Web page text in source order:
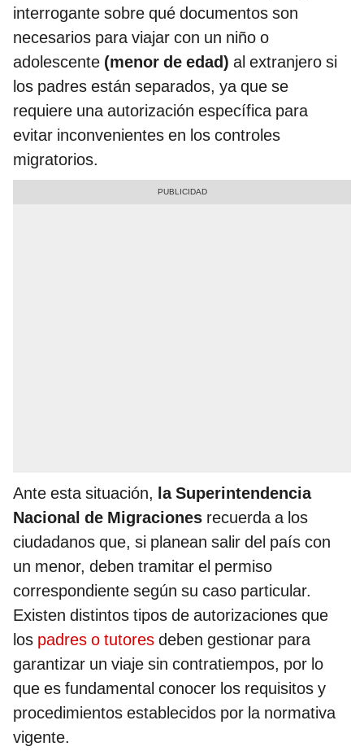
interrogante sobre qué documentos son
necesarios para viajar con un niño o
adolescente (menor de edad) al extranjero si
los padres están separados, ya que se
requiere una autorización específica para
evitar inconvenientes en los controles
migratorios.
Ante esta situación, la Superintendencia
Nacional de Migraciones recuerda a los
ciudadanos que, si planean salir del país con
un menor, deben tramitar el permiso
correspondiente según su caso particular.
Existen distintos tipos de autorizaciones que
los padres o tutores deben gestionar para
garantizar un viaje sin contratiempos, por lo
que es fundamental conocer los requisitos y
procedimientos establecidos por la normativa
vigente.